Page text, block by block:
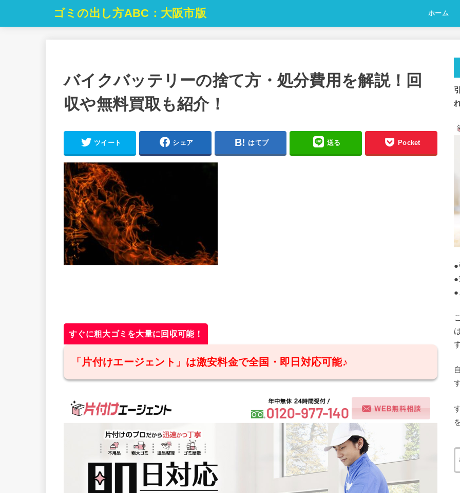
ゴミの出し方ABC：大阪市版 ホーム
バイクバッテリーの捨て方・処分費用を解説！回
収や無料買取も紹介！
ツイート シェア はてブ 送る Pocket
すぐに粗大ゴミを大量に回収可能！
「片付けエージェント」は激安料金で全国・即日対応可能♪
●
●
●